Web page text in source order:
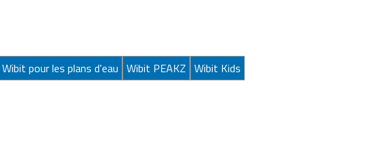
Wibit pour les plans d'eau Wibit PEAKZ Wibit Kids